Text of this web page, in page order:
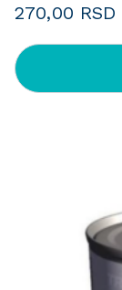
270,00 RSD